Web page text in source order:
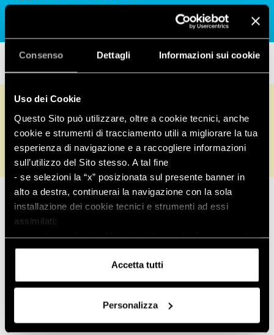
Consenso Dettagli Informazioni sui cookie
Uso dei Cookie
Questo Sito può utilizzare, oltre a cookie tecnici, anche
cookie e strumenti di tracciamento utili a migliorare la tua
esperienza di navigazione e a raccogliere informazioni
sull’utilizzo del Sito stesso. A tal fine
- se selezioni la “x” posizionata sul presente banner in
alto a destra, continuerai la navigazione con la sola
installazione dei cookie tecnici e strumenti ad essi
assimilati;
- se selezioni il tasto “Accetta tutti i cookie”, acconsenti
all’installazione di tutti i cookie e strumenti di
Puoi conoscere i relativi dettagli
sezioni della presente pagina.
Accetta tutti
Personalizza
0 prodotti
clienti
Controlla ordine
Pagamenti sicuri